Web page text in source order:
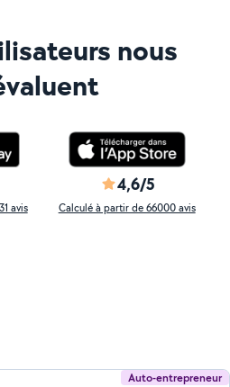
nous
avis
4,6/5
Calculé à partir de 66000 avis
Auto-entrepreneur